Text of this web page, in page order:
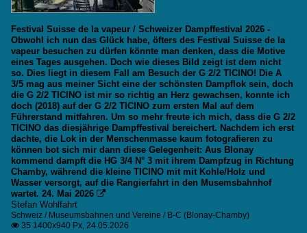
Festival Suisse de la vapeur / Schweizer Dampffestival 2026 -
Obwohl ich nun das Glück habe, öfters des Festival Suisse de la
vapeur besuchen zu dürfen könnte man denken, dass die Motive
eines Tages ausgehen. Doch wie dieses Bild zeigt ist dem nicht
so. Dies liegt in diesem Fall am Besuch der G 2/2 TICINO! Die A
3/5 mag aus meiner Sicht eine der schönsten Dampflok sein, doch
die G 2/2 TICINO ist mir so richtig an Herz gewachsen, konnte ich
doch (2018) auf der G 2/2 TICINO zum ersten Mal auf dem
Führerstand mitfahren. Um so mehr freute ich mich, dass die G 2/2
TICINO das diesjährige Dampffestival bereichert. Nachdem ich erst
dachte, die Lok in der Menschenmasse kaum fotografieren zu
können bot sich mir dann diese Gelegenheit: Aus Blonay
kommend dampft die HG 3/4 N° 3 mit ihrem Dampfzug in Richtung
Chamby, während die kleine TICINO mit mit Kohle/Holz und
Wasser versorgt, auf die Rangierfahrt in den Musemsbahnhof
wartet. 24. Mai 2026

Stefan Wohlfahrt
Schweiz / Museumsbahnen und Vereine / B-C (Blonay-Chamby)
 35 1400x940 Px, 24.05.2026